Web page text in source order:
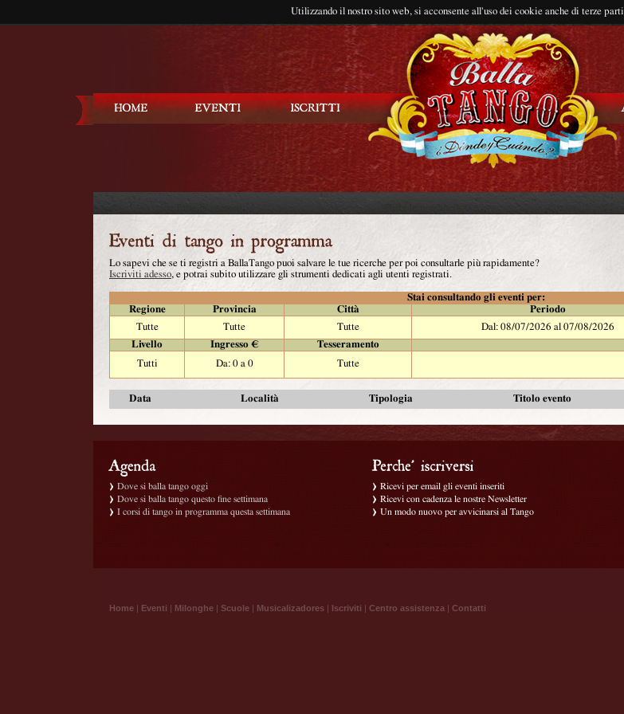
Utilizzando il nostro sito web, si acconsente all'uso dei cookie anche di terze parti
Lo sapevi che se ti registri a BallaTango puoi salvare le tue ricerche per poi consultarle più rapidamente?
Iscriviti adesso, e potrai subito utilizzare gli strumenti dedicati agli utenti registrati.
Stai consultando gli eventi per:
Regione
Provincia Città Periodo
Tutte
Tutte Tutte Dal: 08/07/2026 al 07/08/2026
Livello
Ingresso €
Tesseramento
Tutti
Da: 0 a 0 Tutte
Data Località Tipologia Titolo evento
Dove si balla tango oggi
Dove si balla tango questo fine settimana
I corsi di tango in programma questa settimana
Ricevi per email gli eventi inseriti
Ricevi con cadenza le nostre Newsletter
Un modo nuovo per avvicinarsi al Tango
Home | Eventi | Milonghe | Scuole | Musicalizadores | Iscriviti | Centro assistenza | Contatti